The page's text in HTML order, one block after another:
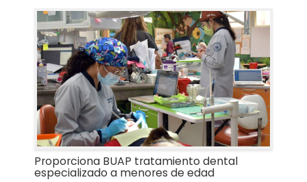
Proporciona BUAP tratamiento dental
especializado a menores de edad